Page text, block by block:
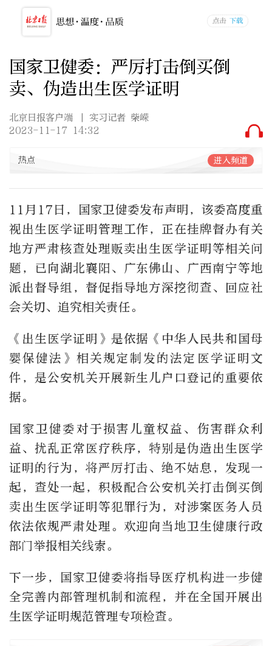
国家卫健委：严厉打击倒买倒
卖、伪造出生医学证明
北京日报客户端
| 实习记者 柴嵘
2023-11-17 14:32
热点 进入频道
11月17日，国家卫健委发布声明，该委高度重
视出生医学证明管理工作，正在挂牌督办有关
地方严肃核查处理贩卖出生医学证明等相关问
题，已向湖北襄阳、广东佛山、广西南宁等地
派出督导组，督促指导地方深挖彻查、回应社
会关切、追究相关责任。
《出生医学证明》是依据《中华人民共和国母
婴保健法》相关规定制发的法定医学证明文
件，是公安机关开展新生儿户口登记的重要依
据。
国家卫健委对于损害儿童权益、伤害群众利
益、扰乱正常医疗秩序，特别是伪造出生医学
证明的行为，将严厉打击、绝不姑息，发现一
起，查处一起，积极配合公安机关打击倒买倒
卖出生医学证明等犯罪行为，对涉案医务人员
依法依规严肃处理。欢迎向当地卫生健康行政
部门举报相关线索。
下一步，国家卫健委将指导医疗机构进一步健
全完善内部管理机制和流程，并在全国开展出
生医学证明规范管理专项检查。